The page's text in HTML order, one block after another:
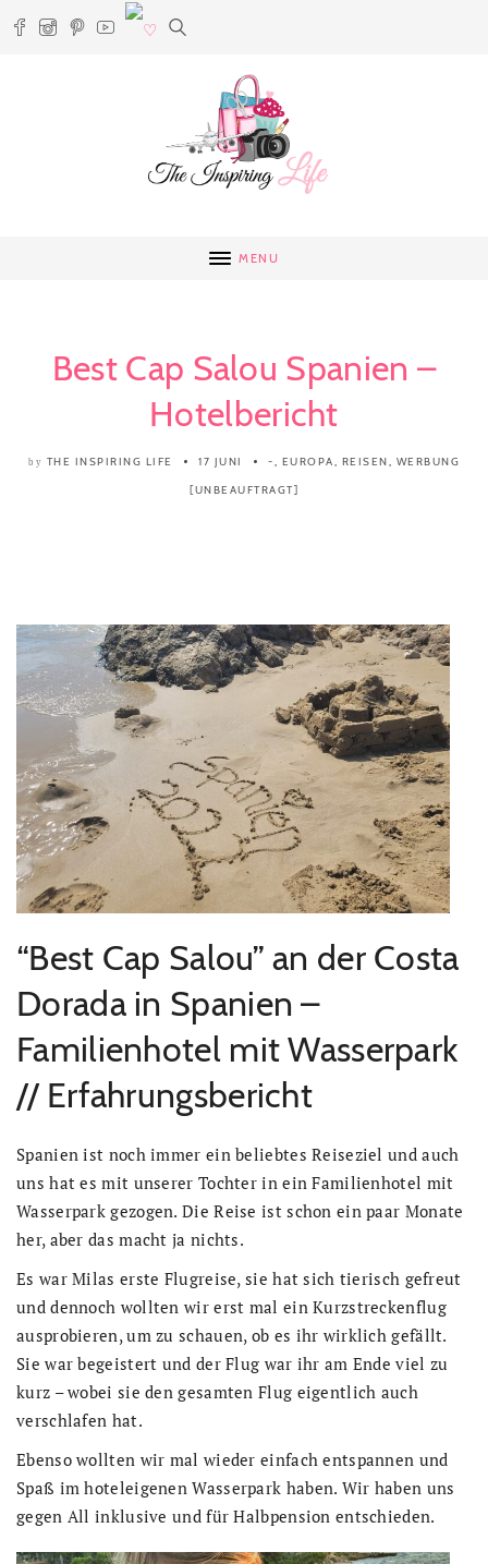
MENU
Best Cap Salou Spanien –
Hotelbericht
by THE INSPIRING LIFE 17 JUNI -, EUROPA, REISEN, WERBUNG
[UNBEAUFTRAGT]
“Best Cap Salou” an der Costa
Dorada in Spanien –
Familienhotel mit Wasserpark
// Erfahrungsbericht
Spanien ist noch immer ein beliebtes Reiseziel und auch
uns hat es mit unserer Tochter in ein Familienhotel mit
Wasserpark gezogen. Die Reise ist schon ein paar Monate
her, aber das macht ja nichts.
Es war Milas erste Flugreise, sie hat sich tierisch gefreut
und dennoch wollten wir erst mal ein Kurzstreckenflug
ausprobieren, um zu schauen, ob es ihr wirklich gefällt.
Sie war begeistert und der Flug war ihr am Ende viel zu
kurz – wobei sie den gesamten Flug eigentlich auch
verschlafen hat.
Ebenso wollten wir mal wieder einfach entspannen und
Spaß im hoteleigenen Wasserpark haben. Wir haben uns
gegen All inklusive und für Halbpension entschieden.